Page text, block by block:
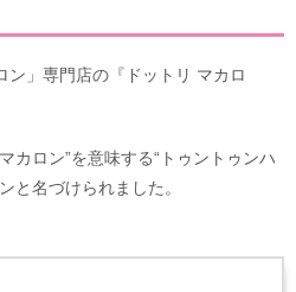
」専門店の『ドットリ マカロ
カロン”を意味する“トゥントゥンハ
と名づけられました。